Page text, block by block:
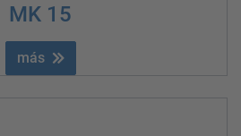
MK 15
más